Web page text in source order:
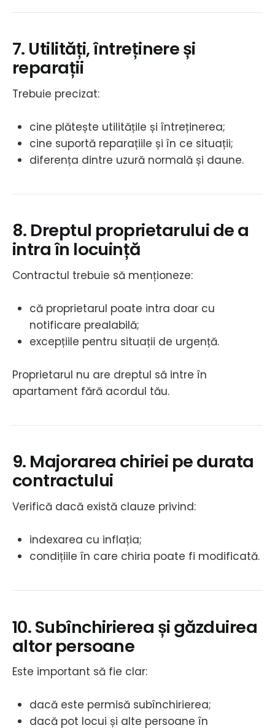
7. Utilități, întreținere și
reparații
Trebuie precizat:
cine plătește utilitățile și întreținerea;
cine suportă reparațiile și în ce situații;
diferența dintre uzură normală și daune.
8. Dreptul proprietarului de a
intra în locuință
Contractul trebuie să menționeze:
că proprietarul poate intra doar cu
notificare prealabilă;
excepțiile pentru situații de urgență.
Proprietarul nu are dreptul să intre în
apartament fără acordul tău.
9. Majorarea chiriei pe durata
contractului
Verifică dacă există clauze privind:
indexarea cu inflația;
condițiile în care chiria poate fi modificată.
10. Subînchirierea și găzduirea
altor persoane
Este important să fie clar:
dacă este permisă subînchirierea;
dacă pot locui și alte persoane în